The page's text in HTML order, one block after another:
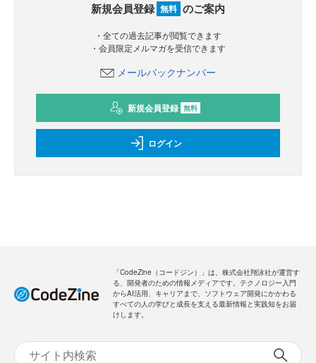
新規会員登録 無料 のご案内
・全ての過去記事が閲覧できます
・会員限定メルマガを受信できます
メールバックナンバー
新規会員登録 無料
ログイン
「CodeZine（コードジン）」は、株式会社翔泳社が運営す
る、開発者のための情報メディアです。テクノロジー入門
からAI活用、キャリアまで、ソフトウェア開発にかかわる
すべての人の学びと成長を支える最新情報と実践知をお届
けします。